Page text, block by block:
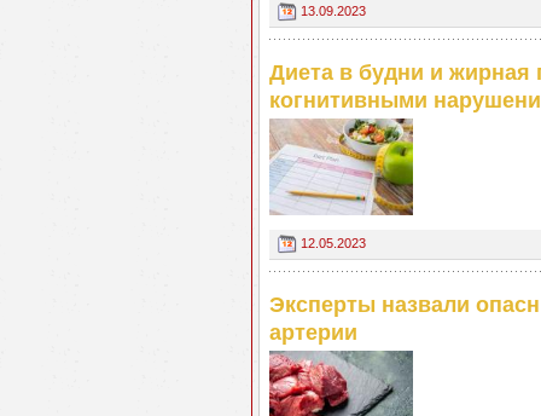
13.09.2023
Диета в будни и
когнитивными
12.05.2023
Эксперты назвали
артерии